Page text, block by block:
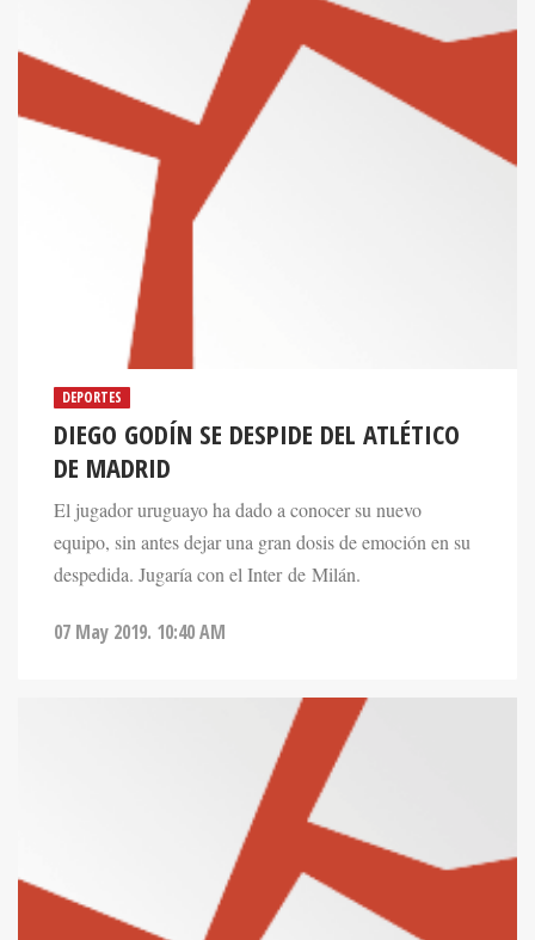
DEPORTES
DIEGO GODÍN SE DESPIDE DEL ATLÉTICO
DE MADRID
El jugador uruguayo ha dado a conocer su nuevo
equipo, sin antes dejar una gran dosis de emoción en su
despedida. Jugaría con el Inter de Milán.
07 May 2019. 10:40 AM